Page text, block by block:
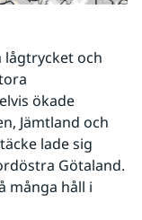
lågtrycket och
ökade
Jämtland och
lade sig
Götaland.
många håll i